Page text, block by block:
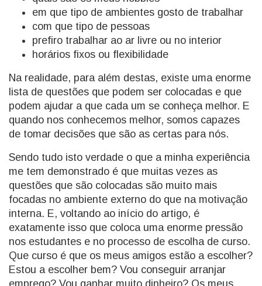
em que tipo de ambientes gosto de trabalhar
com que tipo de pessoas
prefiro trabalhar ao ar livre ou no interior
horários fixos ou flexibilidade
Na realidade, para além destas, existe uma enorme
lista de questões que podem ser colocadas e que
podem ajudar a que cada um se conheça melhor. E
quando nos conhecemos melhor, somos capazes
de tomar decisões que são as certas para nós.
Sendo tudo isto verdade o que a minha experiência
me tem demonstrado é que muitas vezes as
questões que são colocadas são muito mais
focadas no ambiente externo do que na motivação
interna. E, voltando ao início do artigo, é
exatamente isso que coloca uma enorme pressão
nos estudantes e no processo de escolha de curso.
Que curso é que os meus amigos estão a escolher?
Estou a escolher bem? Vou conseguir arranjar
emprego? Vou ganhar muito dinheiro? Os meus